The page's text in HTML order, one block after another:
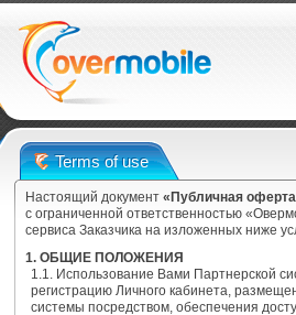
Terms of use
Настоящий документ «Публичная оферта
с ограниченной ответственностью
сервиса Заказчика на изложенных ниже
1. ОБЩИЕ ПОЛОЖЕНИЯ
1.1. Использование Вами Партнерской
регистрацию Личного кабинета,
системы посредством, обеспечения